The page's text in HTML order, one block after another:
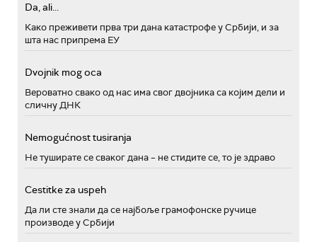
Da, ali...
Како преживети прва три дана катастрофе у Србији, и за
шта нас припрема ЕУ
Dvojnik mog oca
Вероватно свако од нас има свог двојника са којим дели и
сличну ДНК
Nemogućnost tusiranja
Не туширате се сваког дана – не стидите се, то је здраво
Cestitke za uspeh
Да ли сте знали да се најбоље грамофонске ручице
производе у Србији